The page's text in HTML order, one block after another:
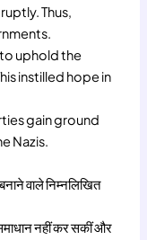
Thus,
uphold the
instilled hope in
gain ground
Nazis.
वाले निम्नलिखित
नहीं कर सकीं और